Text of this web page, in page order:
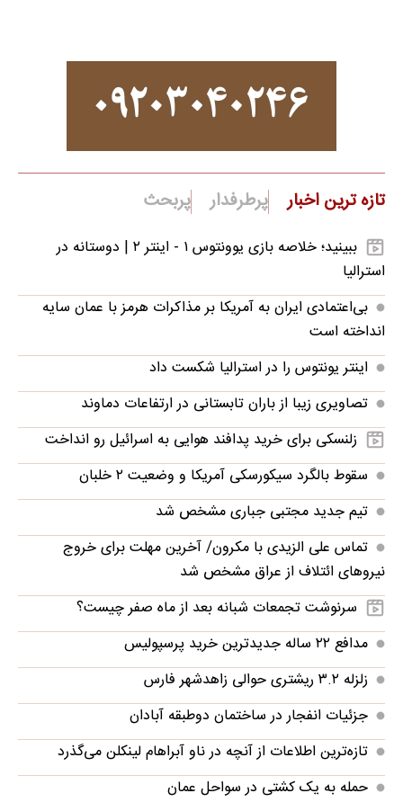
تازه ترین اخبار پرطرفدار پربحث
ببینید؛ خلاصه بازی یوونتوس ۱ - اینتر ۲ | دوستانه در
استرالیا
بی‌اعتمادی ایران به آمریکا بر مذاکرات هرمز با عمان سایه
انداخته است
اینتر یونتوس را در استرالیا شکست داد
تصاویری زیبا از باران تابستانی در ارتفاعات دماوند
زلنسکی برای خرید پدافند هوایی به اسرائیل رو انداخت
سقوط بالگرد سیکورسکی آمریکا و وضعیت ۲ خلبان
تیم جدید مجتبی جباری مشخص شد
تماس علی الزیدی با مکرون/ آخرین مهلت برای خروج
نیروهای ائتلاف از عراق مشخص شد
سرنوشت تجمعات شبانه بعد از ماه صفر چیست؟
مدافع ۲۲ ساله جدیدترین خرید پرسپولیس
زلزله ۳.۲ ریشتری حوالی زاهدشهر فارس
جزئیات انفجار در ساختمان دوطبقه آبادان
تازه‌ترین اطلاعات از آنچه در ناو آبراهام لینکلن می‌گذرد
حمله به یک کشتی در سواحل عمان